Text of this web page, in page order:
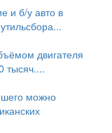
и б/у авто в
двигателя
тысяч....
можно